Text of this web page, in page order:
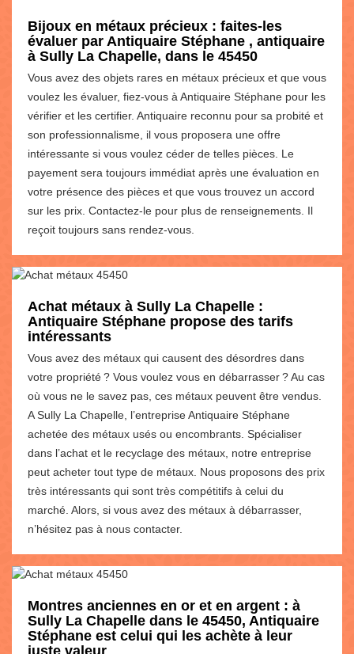
Bijoux en métaux précieux : faites-les
évaluer par Antiquaire Stéphane , antiquaire
à Sully La Chapelle, dans le 45450
Vous avez des objets rares en métaux précieux et que vous
voulez les évaluer, fiez-vous à Antiquaire Stéphane pour les
vérifier et les certifier. Antiquaire reconnu pour sa probité et
son professionnalisme, il vous proposera une offre
intéressante si vous voulez céder de telles pièces. Le
payement sera toujours immédiat après une évaluation en
votre présence des pièces et que vous trouvez un accord
sur les prix. Contactez-le pour plus de renseignements. Il
reçoit toujours sans rendez-vous.
Achat métaux à Sully La Chapelle :
Antiquaire Stéphane propose des tarifs
intéressants
Vous avez des métaux qui causent des désordres dans
votre propriété ? Vous voulez vous en débarrasser ? Au cas
où vous ne le savez pas, ces métaux peuvent être vendus.
A Sully La Chapelle, l’entreprise Antiquaire Stéphane
achetée des métaux usés ou encombrants. Spécialiser
dans l’achat et le recyclage des métaux, notre entreprise
peut acheter tout type de métaux. Nous proposons des prix
très intéressants qui sont très compétitifs à celui du
marché. Alors, si vous avez des métaux à débarrasser,
n’hésitez pas à nous contacter.
Montres anciennes en or et en argent : à
Sully La Chapelle dans le 45450, Antiquaire
Stéphane est celui qui les achète à leur
juste valeur